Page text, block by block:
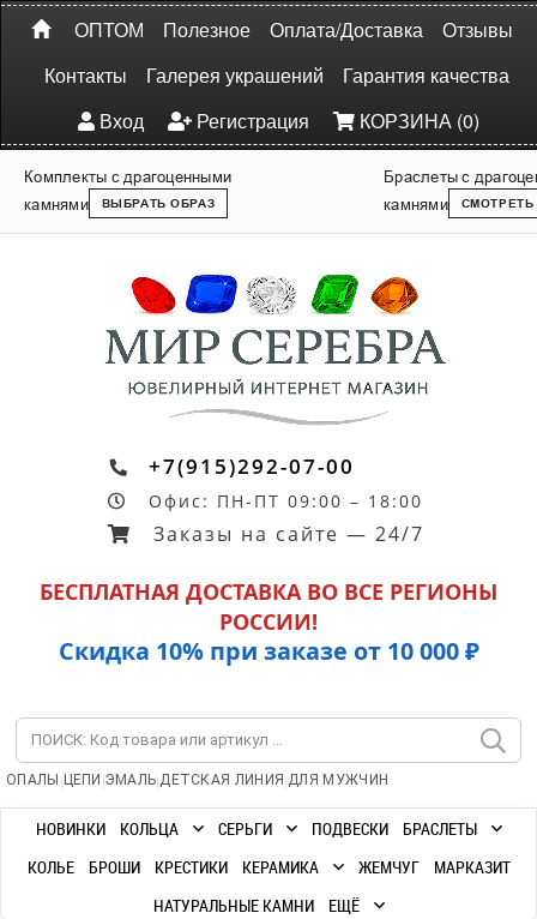
ОПТОМ Полезное Оплата/Доставка
Отзывы
Контакты
Галерея украшений
Гарантия качества
Вход
Регистрация КОРЗИНА (0)
Комплекты с драгоценными
камнями
ВЫБРАТЬ ОБРАЗ
Браслеты с
камнями
СМОТРЕТЬ
+7(915)292-07-00
Офис: ПН-ПТ 09:00 – 18:00
Заказы на сайте — 24/7
БЕСПЛАТНАЯ ДОСТАВКА ВО ВСЕ РЕГИОНЫ
РОССИИ!
Скидка 10% при заказе от 10 000 ₽
ОПАЛЫ | ЦЕПИ |ЭМАЛЬ|ДЕТСКАЯ ЛИНИЯ |ДЛЯ МУЖЧИН
НОВИНКИ КОЛЬЦА СЕРЬГИ ПОДВЕСКИ
БРАСЛЕТЫ
КОЛЬЕ
БРОШИ КРЕСТИКИ КЕРАМИКА ЖЕМЧУГ
МАРКАЗИТ
НАТУРАЛЬНЫЕ КАМНИ
ЕЩЁ